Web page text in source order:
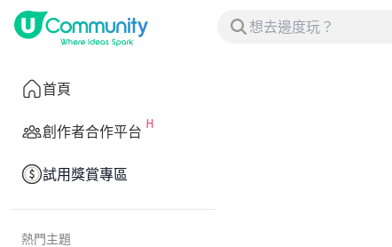
首頁
創作者合作平台
試用獎賞專區
熱門主題